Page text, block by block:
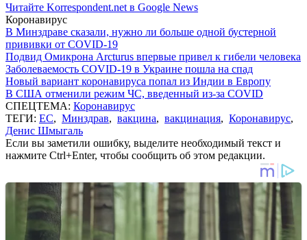
Читайте Korrespondent.net в Google News
Коронавирус
В Минздраве сказали, нужно ли больше одной бустерной
прививки от COVID-19
Подвид Омикрона Arcturus впервые привел к гибели человека
Заболеваемость COVID-19 в Украине пошла на спад
Новый вариант коронавируса попал из Индии в Европу
В США отменили режим ЧС, введенный из-за COVID
СПЕЦТЕМА: Коронавирус
ТЕГИ: ЕС, Минздрав, вакцина, вакцинация, Коронавирус,
Денис Шмыгаль
Если вы заметили ошибку, выделите необходимый текст и
нажмите Ctrl+Enter, чтобы сообщить об этом редакции.